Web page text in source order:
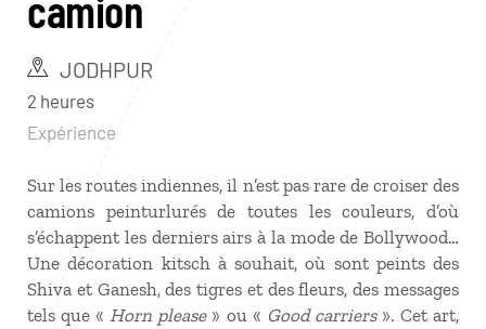
JODHPUR
2 heures
Expérience
Sur les routes indiennes, il n’est pas rare de croiser des
camions peinturlurés de toutes les couleurs, d’où
s’échappent les derniers airs à la mode de Bollywood…
Une décoration kitsch à souhait, où sont peints des
Shiva et Ganesh, des tigres et des fleurs, des messages
tels que «Horn please» ou « Good carriers». Cet art,